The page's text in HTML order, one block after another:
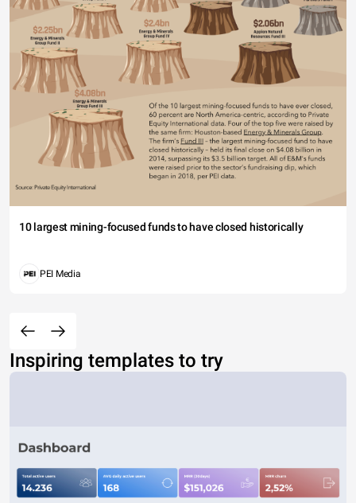
10 largest mining-focused funds to have closed historically
PEI Media
Inspiring templates to try